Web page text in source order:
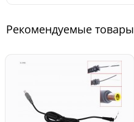
Рекомендуемые товары